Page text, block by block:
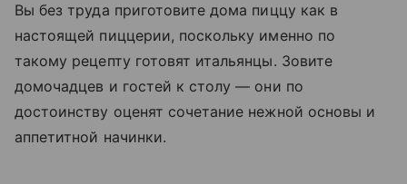
Вы без труда приготовите дома пиццу как в
настоящей пиццерии, поскольку именно по
такому рецепту готовят итальянцы. Зовите
домочадцев и гостей к столу — они по
достоинству оценят сочетание нежной основы и
аппетитной начинки.